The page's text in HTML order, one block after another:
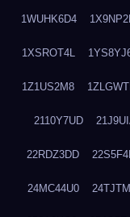
1WUHK6D4
1XSROT4L
1Z1US2M8
2110Y7UD
22RDZ3DD
24MC44U0